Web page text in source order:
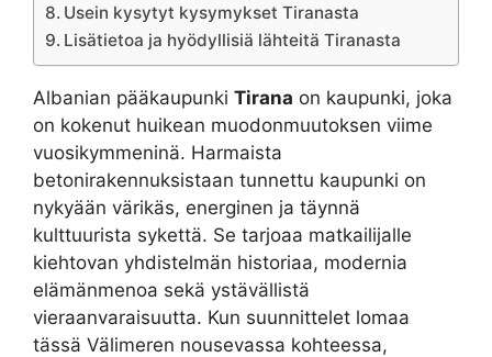
Usein kysytyt kysymykset Tiranasta
Lisätietoa ja hyödyllisiä lähteitä Tiranasta
Albanian pääkaupunki Tirana on kaupunki, joka
on kokenut huikean muodonmuutoksen viime
vuosikymmeninä. Harmaista
betonirakennuksistaan tunnettu kaupunki on
nykyään värikäs, energinen ja täynnä
kulttuurista sykettä. Se tarjoaa matkailijalle
kiehtovan yhdistelmän historiaa, modernia
elämänmenoa sekä ystävällistä
vieraanvaraisuutta. Kun suunnittelet lomaa
tässä Välimeren nousevassa kohteessa,